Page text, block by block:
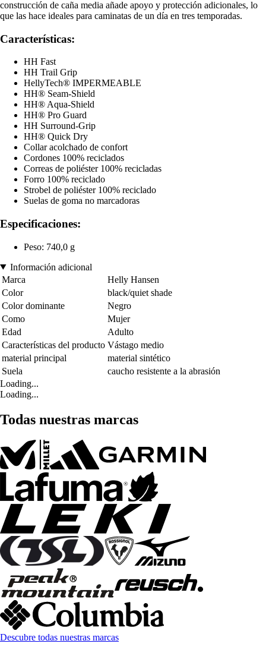
construcción de caña media añade apoyo y protección adicionales, lo
que las hace ideales para caminatas de un día en tres temporadas.
Características:
HH Fast
HH Trail Grip
HellyTech® IMPERMEABLE
HH® Seam-Shield
HH® Aqua-Shield
HH® Pro Guard
HH Surround-Grip
HH® Quick Dry
Collar acolchado de confort
Cordones 100% reciclados
Correas de poliéster 100% recicladas
Forro 100% reciclado
Strobel de poliéster 100% reciclado
Suelas de goma no marcadoras
Especificaciones:
Peso: 740,0 g
Información adicional
Marca
Helly Hansen
Color
black/quiet shade
Color dominante
Negro
Como
Mujer
Edad
Adulto
Características del producto Vástago medio
material principal
material sintético
Suela
caucho resistente a la abrasión
Loading...
Loading...
Todas nuestras marcas
Descubre todas nuestras marcas